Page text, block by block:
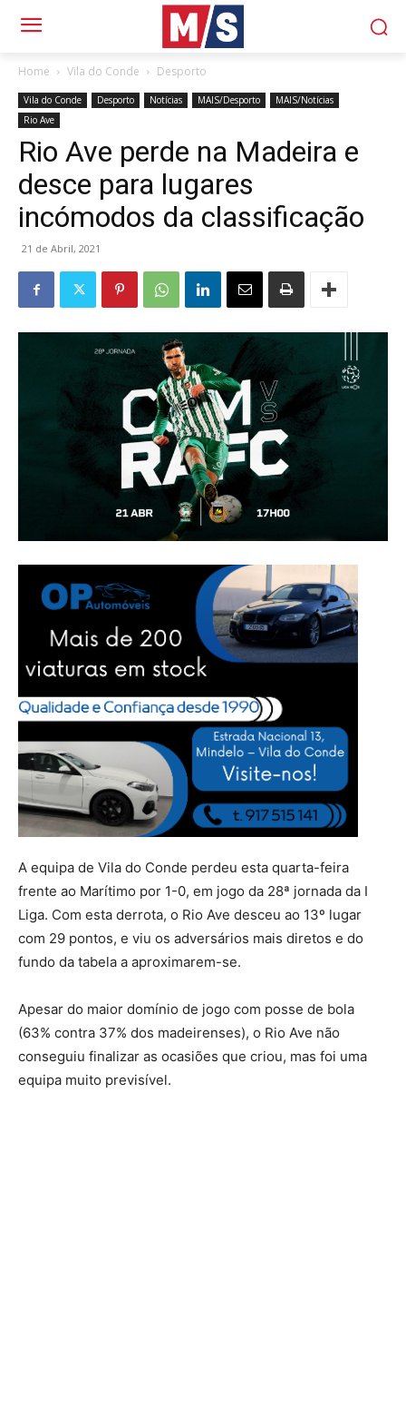
Home Vila do Conde Desporto
Vila do Conde Desporto Notícias MAIS/Desporto
MAIS/Notícias
Rio Ave
Rio Ave perde na Madeira e
desce para lugares
incómodos da classificação
21 de Abril, 2021
A equipa de Vila do Conde perdeu esta quarta-feira
frente ao Marítimo por 1-0, em jogo da 28ª jornada da I
Liga. Com esta derrota, o Rio Ave desceu ao 13º lugar
com 29 pontos, e viu os adversários mais diretos e do
fundo da tabela a aproximarem-se.
Apesar do maior domínio de jogo com posse de bola
(63% contra 37% dos madeirenses), o Rio Ave não
conseguiu finalizar as ocasiões que criou, mas foi uma
equipa muito previsível.